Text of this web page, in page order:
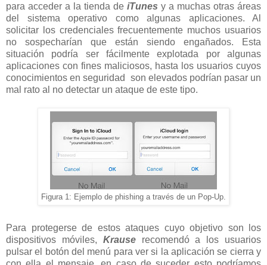
para acceder a la tienda de iTunes y a muchas otras áreas
del sistema operativo como algunas aplicaciones. Al
solicitar los credenciales frecuentemente muchos usuarios
no sospecharían que están siendo engañados. Esta
situación podría ser fácilmente explotada por algunas
aplicaciones con fines maliciosos, hasta los usuarios cuyos
conocimientos en seguridad son elevados podrían pasar un
mal rato al no detectar un ataque de este tipo.
Figura 1: Ejemplo de phishing a través de un Pop-Up.
Para protegerse de estos ataques cuyo objetivo son los
dispositivos móviles, Krauserecomendó a los usuarios
pulsar el botón del menú para ver si la aplicación se cierra y